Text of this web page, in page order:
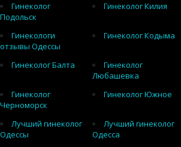
Гинеколог
Подольск
Гинеколог Килия
Гинекологи
отзывы Одессы
Гинеколог Кодыма
Гинеколог Балта
Гинеколог
Любашевка
Гинеколог
Черноморск
Гинеколог Южное
Лучший гинеколог
Одессы
Лучший гинеколог
Одесса